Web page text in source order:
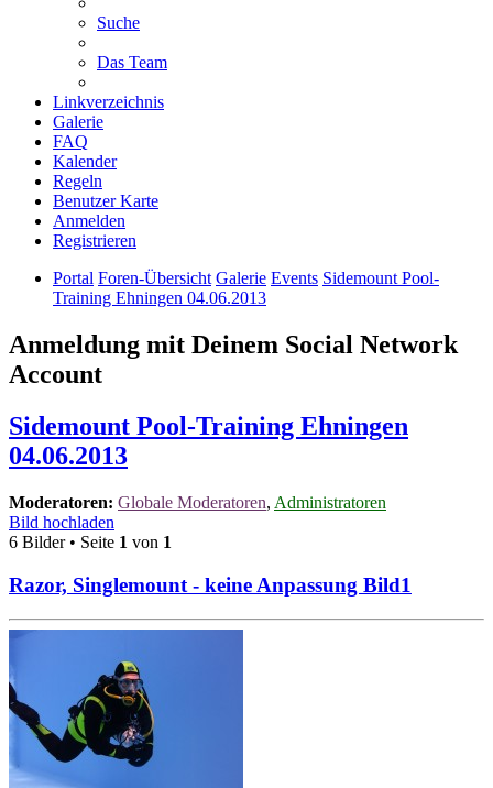
Suche
Das Team
Linkverzeichnis
Galerie
FAQ
Kalender
Regeln
Benutzer Karte
Anmelden
Registrieren
Portal Foren-Übersicht Galerie Events Sidemount Pool-
Training Ehningen 04.06.2013
Anmeldung mit Deinem Social Network
Account
Sidemount Pool-Training Ehningen
04.06.2013
Moderatoren: Globale Moderatoren, Administratoren
Bild hochladen
6 Bilder • Seite 1 von 1
Razor, Singlemount - keine Anpassung Bild1